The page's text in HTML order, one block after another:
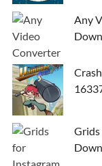
Any
Grids